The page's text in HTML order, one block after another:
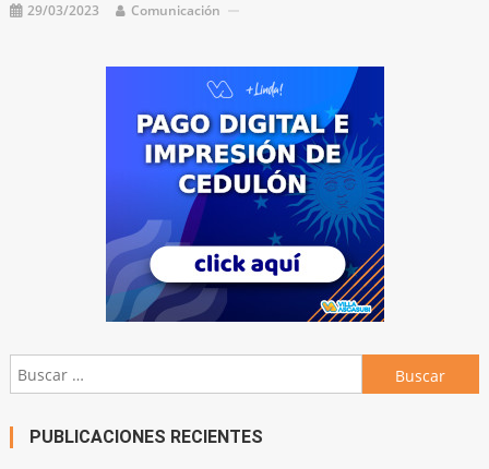
29/03/2023 Comunicación
Buscar:
PUBLICACIONES RECIENTES